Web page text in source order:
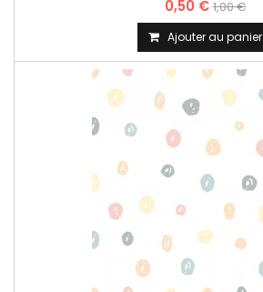
0,50 €1,00 €
Ajouter au panier